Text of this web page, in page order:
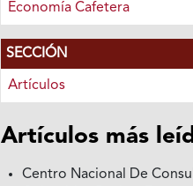
Economía Cafetera
SECCIÓN
Artículos
Artículos más
Centro Nacional De